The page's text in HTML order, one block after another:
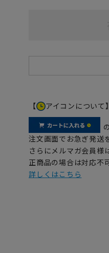
【 アイコンについて】
注文画面でお急ぎ発送
さらにメルマガ会員様
正商品の場合は対応不可
詳しくはこちら